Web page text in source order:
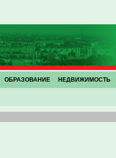
ОБРАЗОВАНИЕ НЕДВИЖИМОСТЬ